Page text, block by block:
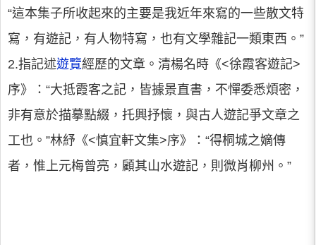
“這本集子所收起來的主要是我近年來寫的一些散文特
寫，有遊記，有人物特寫，也有文學雜記一類東西。”
2.指記述遊覽經歷的文章。清楊名時《<徐霞客遊記>
序》：“大抵霞客之記，皆據景直書，不憚委悉煩密，
非有意於描摹點綴，托興抒懷，與古人遊記爭文章之
工也。”林紓《<慎宜軒文集>序》：“得桐城之嫡傳
者，惟上元梅曾亮，顧其山水遊記，則微肖柳州。”